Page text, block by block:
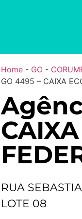
Home- GO-
GO 4495 – CAIXA
RUA
LOTE 08